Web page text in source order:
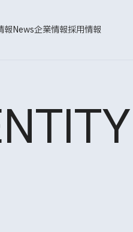
報News企業情報採用情報